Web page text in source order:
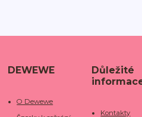
DEWEWE
O Dewewe
Důležité
Kontakty